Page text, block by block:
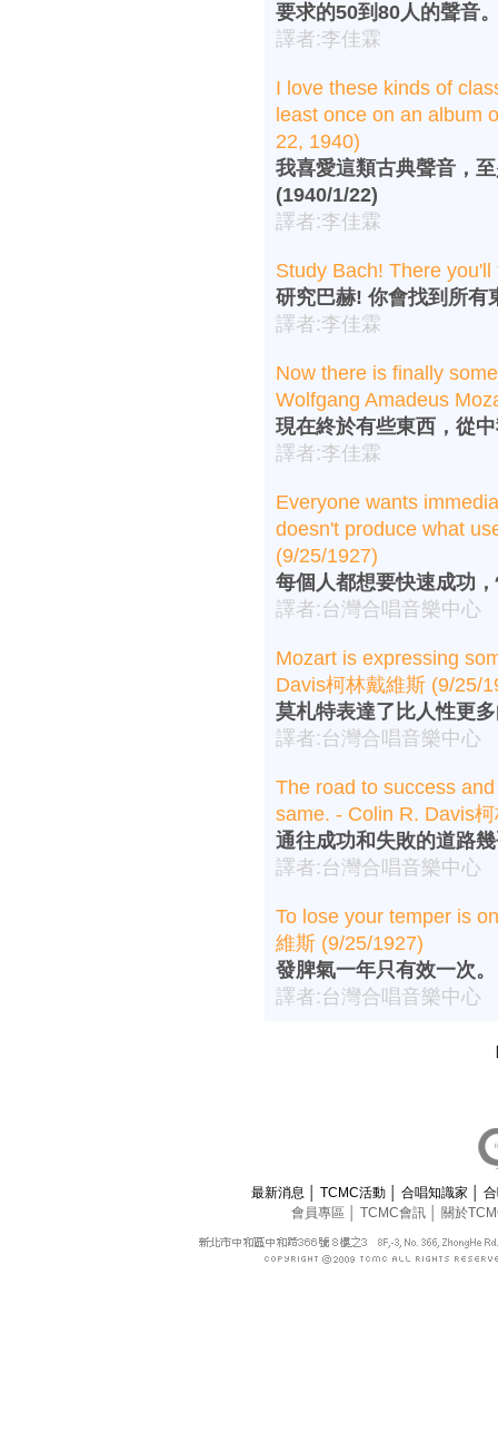
要求的50到80人的聲音
譯者:李佳霖
I love these kinds of
least once on an album
22, 1940)
我喜愛這類古典聲音，
(1940/1/22)
譯者:李佳霖
Study Bach! There
研究巴赫! 你會找到所有
譯者:李佳霖
Now there is finally
Wolfgang Amadeus
現在終於有些東西，從
譯者:李佳霖
Everyone wants
doesn't produce what
(9/25/1927)
每個人都想要快速成功
譯者:台灣合唱音樂中心
Mozart is expressing
Davis柯林戴維斯 (9/25/
莫札特表達了比人性更
譯者:台灣合唱音樂中心
The road to success
same. - Colin R. Davis
通往成功和失敗的道路
譯者:台灣合唱音樂中心
To lose your temper is
維斯 (9/25/1927)
發脾氣一年只有效一次。
譯者:台灣合唱音樂中心
最新消息 TCMC活動 合唱知識家
會員專區
TCMC會訊 關於